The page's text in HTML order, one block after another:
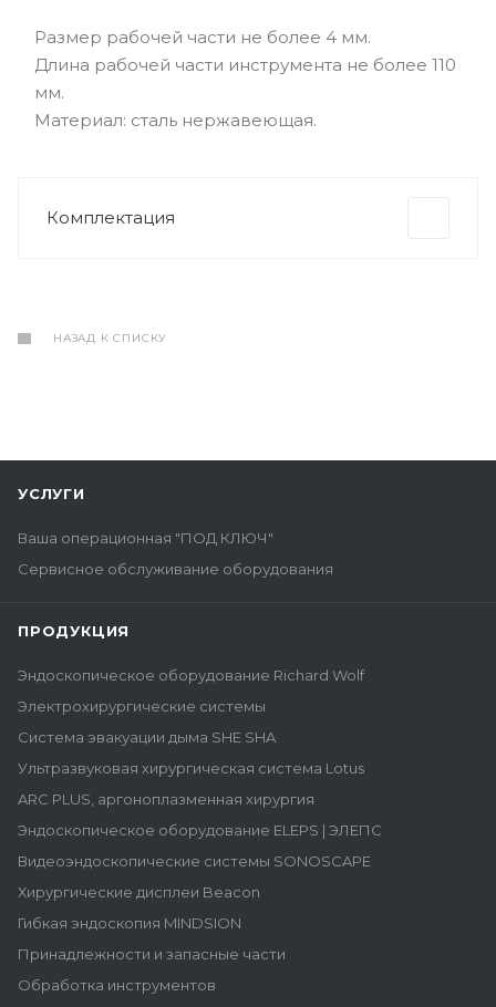
Размер рабочей части не более 4 мм.
Длина рабочей части инструмента не более 110
мм.
Материал: сталь нержавеющая.
Комплектация
НАЗАД К СПИСКУ
УСЛУГИ
Ваша операционная "ПОД КЛЮЧ"
Сервисное обслуживание оборудования
ПРОДУКЦИЯ
Эндоскопическое оборудование Richard Wolf
Электрохирургические системы
Система эвакуации дыма SHE SHA
Ультразвуковая хирургическая система Lotus
ARC PLUS, аргоноплазменная хирургия
Эндоскопическое оборудование ELEPS | ЭЛЕПС
Видеоэндоскопические системы SONOSCAPE
Хирургические дисплеи Beacon
Гибкая эндоскопия MINDSION
Принадлежности и запасные части
Обработка инструментов